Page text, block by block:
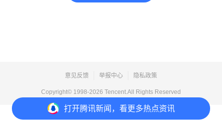
打开腾讯新闻，看更多热点资讯
意见反馈 举报中心 隐私政策
Copyright© 1998-2026 Tencent.All Rights Reserved